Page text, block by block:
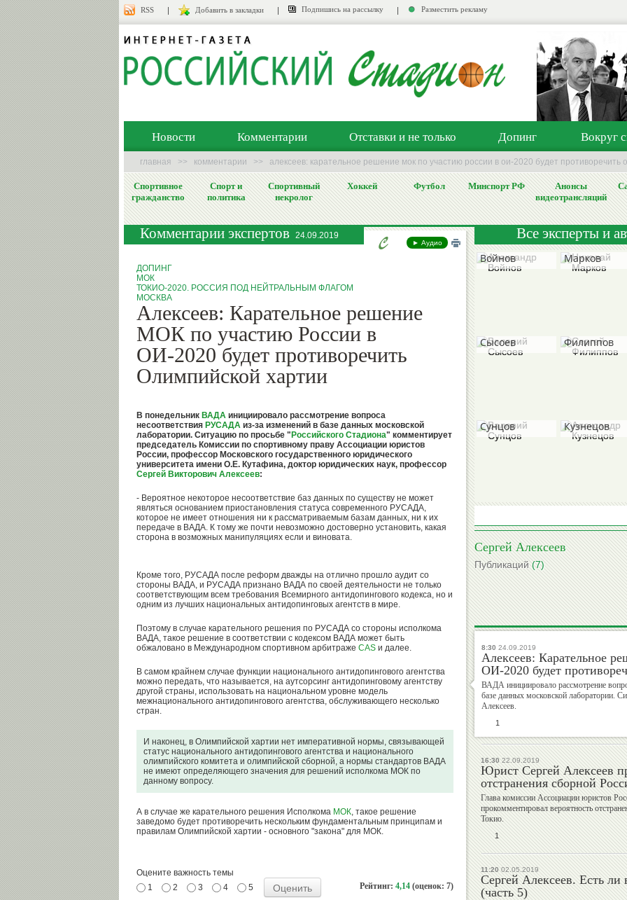
RSS Добавить в закладки Подпишись на рассылку Разместить рекламу
Новости Комментарии Отставки и не только Допинг Вокруг
главная >> комментарии >> алексеев: карательное решение мок по участию россии в ои-2020 будет противоречить
Спортивное
гражданство
Спорт и
политика
Спортивный
некролог
Хоккей Футбол Минспорт РФ
Анонсы
видеотрансляций
Комментарии экспертов 24.09.2019
► Аудио
ДОПИНГ
МОК
ТОКИО-2020. РОССИЯ ПОД НЕЙТРАЛЬНЫМ ФЛАГОМ
МОСКВА
Алексеев: Карательное решение
МОК по участию России в
ОИ-2020 будет противоречить
Олимпийской хартии
В понедельник ВАДА инициировало рассмотрение вопроса
несоответствия РУСАДА из-за изменений в базе данных московской
лаборатории. Ситуацию по просьбе " Российского Стадиона" комментирует
председатель Комиссии по спортивному праву Ассоциации юристов
России, профессор Московского государственного юридического
университета имени О.Е. Кутафина, доктор юридических наук, профессор
Сергей Викторович Алексеев:
- Вероятное некоторое несоответствие баз данных по существу не может
являться основанием приостановления статуса современного РУСАДА,
которое не имеет отношения ни к рассматриваемым базам данных, ни к их
передаче в ВАДА. К тому же почти невозможно достоверно установить, какая
сторона в возможных манипуляциях если и виновата.
Кроме того, РУСАДА после реформ дважды на отлично прошло аудит со
стороны ВАДА, и РУСАДА признано ВАДА по своей деятельности не только
соответствующим всем требования Всемирного антидопингового кодекса, но и
одним из лучших национальных антидопинговых агентств в мире.
Поэтому в случае карательного решения по РУСАДА со стороны исполкома
ВАДА, такое решение в соответствии с кодексом ВАДА может быть
обжаловано в Международном спортивном арбитраже CAS и далее.
В самом крайнем случае функции национального антидопингового агентства
можно передать, что называется, на аутсорсинг антидопинговому агентству
другой страны, использовать на национальном уровне модель
межнационального антидопингового агентства, обслуживающего несколько
стран.
И наконец, в Олимпийской хартии нет императивной нормы, связывающей
статус национального антидопингового агентства и национального
олимпийского комитета и олимпийской сборной, а нормы стандартов ВАДА
не имеют определяющего значения для решений исполкома МОК по
данному вопросу.
А в случае же карательного решения Исполкома МОК, такое решение
заведомо будет противоречить нескольким фундаментальным принципам и
правилам Олимпийской хартии - основного "закона" для МОК.
Оцените важность темы
Рейтинг: 4,14 (оценок: 7)
1 2 3 4 5
Все эксперты и
Александр
Войнов
Николай
Марков
Сысоев
Филиппов
Сунцов
Кузнецов
Степанов
Гришин
Вячеслав
Колосков
Виктор
Коноплев
Валерий
Штейнбах
Михаил
Шлаен
Рудольф
Незвецкий
Алексей
Власенко
Дмитрий
Дубровский
Екатерина
Киселева
Сергей Алексеев
Публикаций(7)
8:30 24.09.2019
Алексеев: Карательное
ОИ-2020 будет
ВАДА инициировало рассмотрение
базе данных московской лаборатории.
Алексеев.
1
16:3022.09.2019
Юрист Сергей Алексеев
отстранения сборной
Глава комиссии Ассоциации юристов
прокомментировал вероятность
Токио.
1
11:2002.05.2019
Сергей Алексеев. Есть ли
(часть 5)